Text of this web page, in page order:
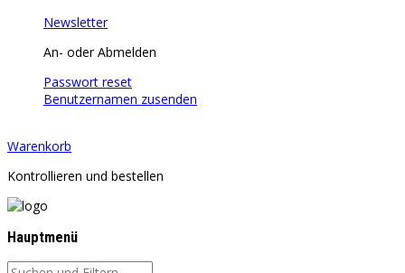
Newsletter
An- oder Abmelden
Passwort reset
Benutzernamen zusenden
Warenkorb
Kontrollieren und bestellen
Hauptmenü